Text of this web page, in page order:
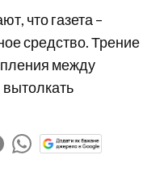
что газета –
средство. Трение
между
вытолкать